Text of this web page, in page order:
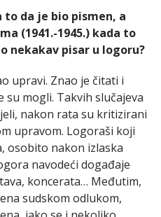
to da je bio pismen, a
(1941.-1945.) kada to
nekakav pisar u logoru?
upravi. Znao je čitati i
mogli. Takvih slučajeva
nakon rata su kritizirani
upravom. Logoraši koji
osobito nakon izlaska
navodeći događaje
koncerata… Međutim,
sudskom odlukom,